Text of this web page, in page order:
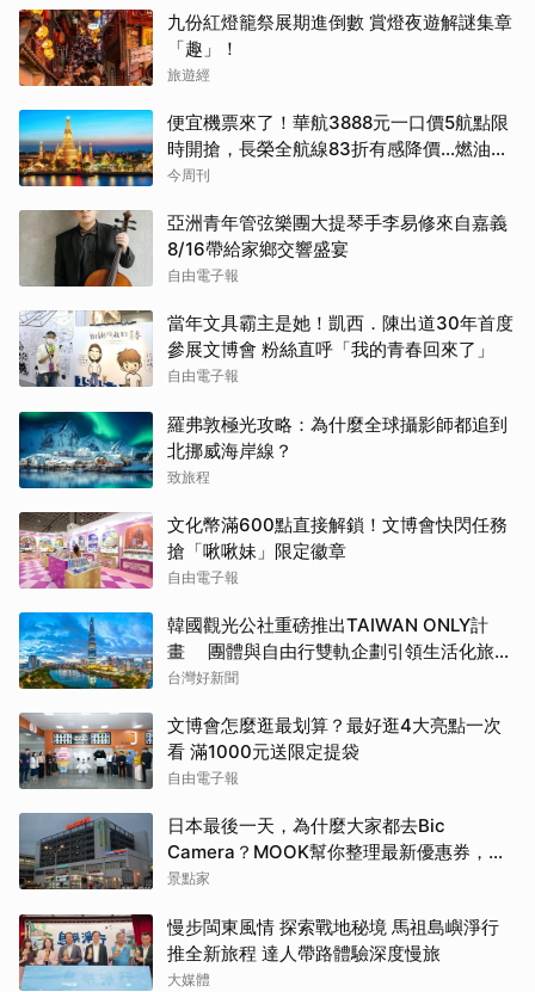
九份紅燈籠祭展期進倒數 賞燈夜遊解謎集章
「趣」！
旅遊經
便宜機票來了！華航3888元一口價5航點限
時開搶，長榮全航線83折有感降價…燃油稅
8/9調漲早買早省
今周刊
亞洲青年管弦樂團大提琴手李易修來自嘉義
8/16帶給家鄉交響盛宴
自由電子報
當年文具霸主是她！凱西．陳出道30年首度
參展文博會 粉絲直呼「我的青春回來了」
自由電子報
羅弗敦極光攻略：為什麼全球攝影師都追到
北挪威海岸線？
致旅程
文化幣滿600點直接解鎖！文博會快閃任務
搶「啾啾妹」限定徽章
自由電子報
韓國觀光公社重磅推出TAIWAN ONLY計
畫 團體與自由行雙軌企劃引領生活化旅遊
新風潮
台灣好新聞
文博會怎麼逛最划算？最好逛4大亮點一次
看 滿1000元送限定提袋
自由電子報
日本最後一天，為什麼大家都去Bic
Camera？MOOK幫你整理最新優惠券，行
前趕快存手機，結帳直接用，最高省10%
景點家
慢步閩東風情 探索戰地秘境 馬祖島嶼淨行
推全新旅程 達人帶路體驗深度慢旅
大媒體